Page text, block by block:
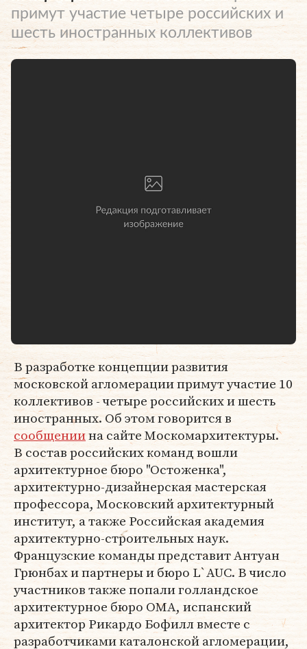
примут участие четыре российских и
шесть иностранных коллективов
В разработке концепции развития
московской агломерации примут участие 10
коллективов - четыре российских и шесть
иностранных. Об этом говорится в
сообщениина сайте Москомархитектуры.
В состав российских команд вошли
архитектурное бюро "Остоженка",
архитектурно-дизайнерская мастерская
профессора, Московский архитектурный
институт, а также Российская академия
архитектурно-строительных наук.
Французские команды представит Антуан
Грюнбах и партнеры и бюро L`AUС. В число
участников также попали голландское
архитектурное бюро ОМА, испанский
архитектор Рикардо Бофилл вместе с
разработчиками каталонской агломерации,